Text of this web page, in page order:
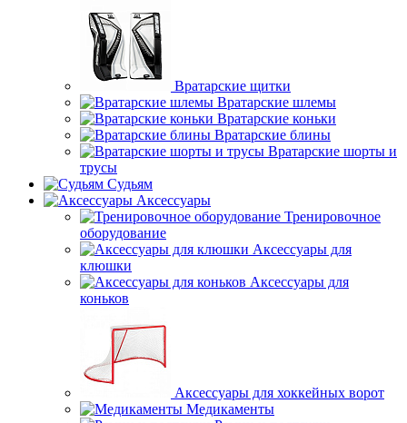
Вратарские щитки
Вратарские шлемы
Вратарские коньки
Вратарские блины
Вратарские шорты и
трусы
Судьям
Аксессуары
Тренировочное
оборудование
Аксессуары для
клюшки
Аксессуары для
коньков
Аксессуары для хоккейных ворот
Медикаменты